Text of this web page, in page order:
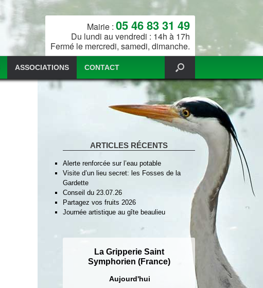
Mairie : 05 46 83 31 49
Du lundi au vendredi : 14h à 17h
Fermé le mercredi, samedi, dimanche.
ASSOCIATIONS CONTACT
ARTICLES RÉCENTS
Alerte renforcée sur l’eau potable
Visite d’un lieu secret: les Fosses de la
Gardette
Conseil du 23.07.26
Partagez vos fruits 2026
Journée artistique au gîte beaulieu
La Gripperie Saint
Symphorien (France)
Aujourd'hui